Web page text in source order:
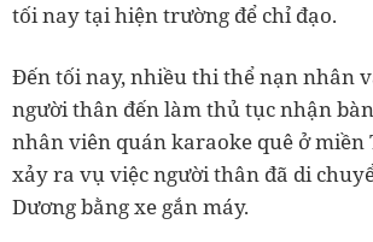
tối nay tại hiện trường để chỉ đạo.
Đến tối nay, nhiều thi thể nạn nhân
người thân đến làm thủ tục nhận
nhân viên quán karaoke quê ở miền
xảy ra vụ việc người thân đã di
Dương bằng xe gắn máy.